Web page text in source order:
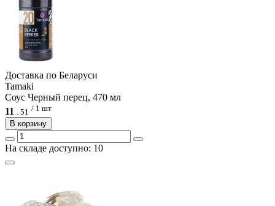
Доcтавка по Беларуси
Tamaki
Соус Черный перец, 470 мл
11
51 / 1 шт
В корзину
На складе доступно: 10